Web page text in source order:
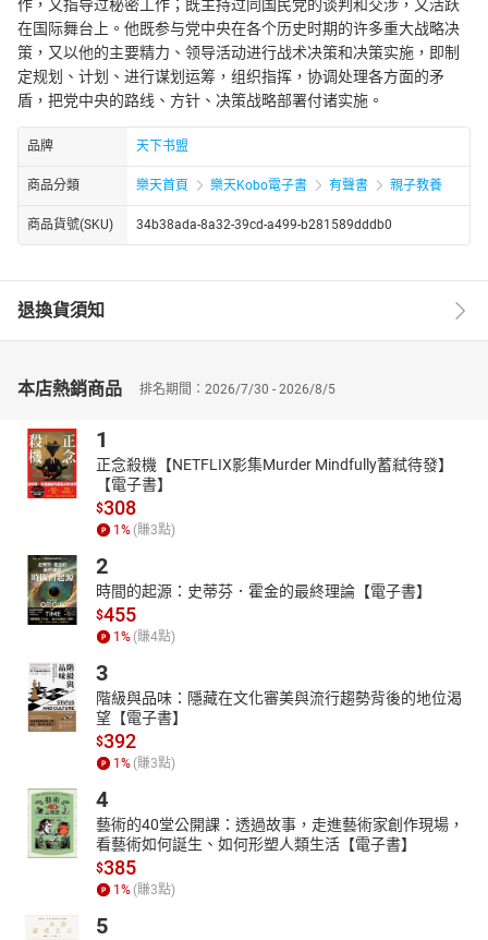
作，又指导过秘密工作；既主持过同国民党的谈判和交涉，又活跃
在国际舞台上。他既参与党中央在各个历史时期的许多重大战略决
策，又以他的主要精力、领导活动进行战术决策和决策实施，即制
定规划、计划、进行谋划运筹，组织指挥，协调处理各方面的矛
盾，把党中央的路线、方针、决策战略部署付诸实施。
品牌 天下书盟
商品分類 樂天首頁 樂天Kobo電子書 有聲書 親子教養
商品貨號(SKU) 34b38ada-8a32-39cd-a499-b281589dddb0
退換貨須知
本店熱銷商品 排名期間：2026/7/30 - 2026/8/5
1
正念殺機【NETFLIX影集Murder Mindfully蓄弒待發】
【電子書】
$308
1% (賺3點)
2
時間的起源：史蒂芬．霍金的最終理論【電子書】
$455
1% (賺4點)
3
階級與品味：隱藏在文化審美與流行趨勢背後的地位渴
望【電子書】
$392
1% (賺3點)
4
藝術的40堂公開課：透過故事，走進藝術家創作現場，
看藝術如何誕生、如何形塑人類生活【電子書】
$385
1% (賺3點)
5